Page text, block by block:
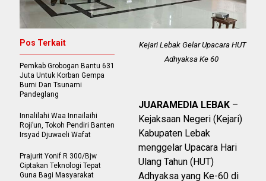
Kejari Lebak Gelar Upacara HUT
Adhyaksa Ke 60
JUARAMEDIA LEBAK –
Kejaksaan Negeri (Kejari)
Kabupaten Lebak
menggelar Upacara Hari
Ulang Tahun (HUT)
Adhyaksa yang Ke-60 di
Pos Terkait
Pemkab Grobogan Bantu 631
Juta Untuk Korban Gempa
Bumi Dan Tsunami
Pandeglang
Innalilahi Waa Innailaihi
Roji’un, Tokoh Pendiri Banten
Irsyad Djuwaeli Wafat
Prajurit Yonif R 300/Bjw
Ciptakan Teknologi Tepat
Guna Bagi Masyarakat